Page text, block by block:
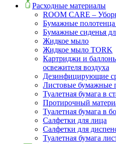
Расходные материалы
ROOM CARE –
Бумажные полотенца
Бумажные сиденья
Жидкое мыло
Жидкое мыло TORK
Картриджи и
освежителя воздуха
Дезинфицирующие
Листовые бумажные
Туалетная бумага в
Протирочный
Туалетная бумага в
Салфетки для лица
Салфетки для
Туалетная бумага